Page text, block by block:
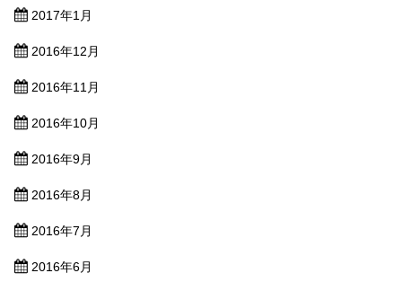
2017年1月
2016年12月
2016年11月
2016年10月
2016年9月
2016年8月
2016年7月
2016年6月